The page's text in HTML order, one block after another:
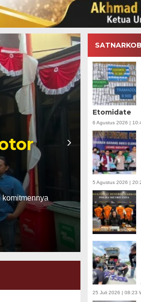
perdagangan
Kamis, 6
Etomidate
6 Agustus 2026 |
5 Agustus 2026 |
25 Juli 2026 | 08:23